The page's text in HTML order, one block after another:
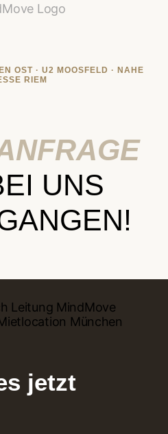
OST · U2 MOOSFELD · NAHE
RIEM
UNS
jetzt